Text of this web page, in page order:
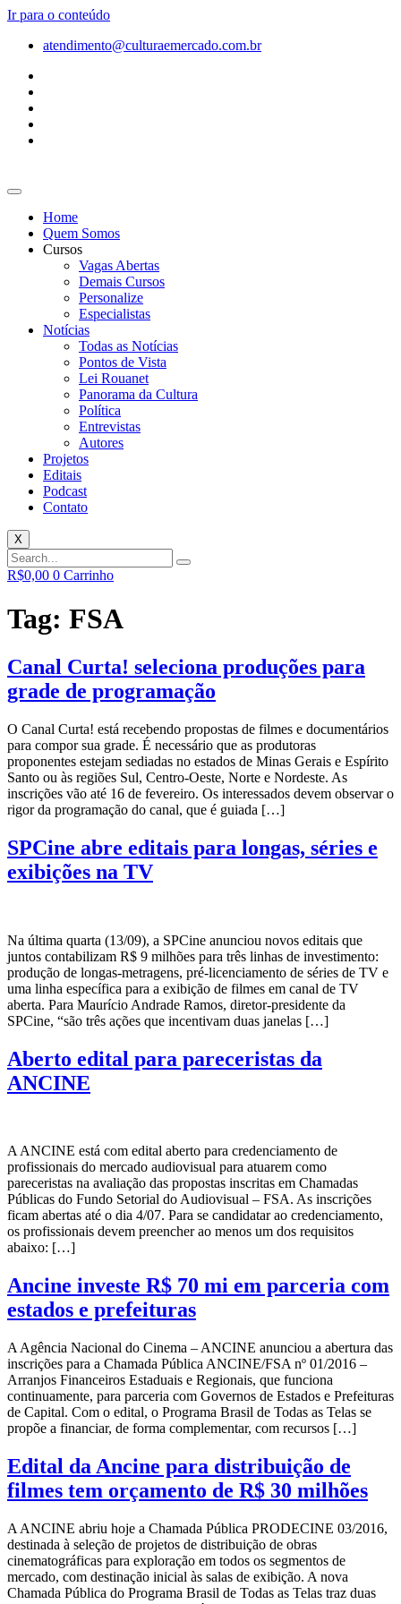
Ir para o conteúdo
atendimento@culturaemercado.com.br
Home
Quem Somos
Cursos
Vagas Abertas
Demais Cursos
Personalize
Especialistas
Notícias
Todas as Notícias
Pontos de Vista
Lei Rouanet
Panorama da Cultura
Política
Entrevistas
Autores
Projetos
Editais
Podcast
Contato
X
R$0,00 0 Carrinho
Tag: FSA
Canal Curta! seleciona produções para
grade de programação
O Canal Curta! está recebendo propostas de filmes e documentários
para compor sua grade. É necessário que as produtoras
proponentes estejam sediadas no estados de Minas Gerais e Espírito
Santo ou às regiões Sul, Centro-Oeste, Norte e Nordeste. As
inscrições vão até 16 de fevereiro. Os interessados devem observar o
rigor da programação do canal, que é guiada […]
SPCine abre editais para longas, séries e
exibições na TV
Na última quarta (13/09), a SPCine anunciou novos editais que
juntos contabilizam R$ 9 milhões para três linhas de investimento:
produção de longas-metragens, pré-licenciamento de séries de TV e
uma linha específica para a exibição de filmes em canal de TV
aberta. Para Maurício Andrade Ramos, diretor-presidente da
SPCine, “são três ações que incentivam duas janelas […]
Aberto edital para pareceristas da
ANCINE
A ANCINE está com edital aberto para credenciamento de
profissionais do mercado audiovisual para atuarem como
pareceristas na avaliação das propostas inscritas em Chamadas
Públicas do Fundo Setorial do Audiovisual – FSA. As inscrições
ficam abertas até o dia 4/07. Para se candidatar ao credenciamento,
os profissionais devem preencher ao menos um dos requisitos
abaixo: […]
Ancine investe R$ 70 mi em parceria com
estados e prefeituras
A Agência Nacional do Cinema – ANCINE anunciou a abertura das
inscrições para a Chamada Pública ANCINE/FSA nº 01/2016 –
Arranjos Financeiros Estaduais e Regionais, que funciona
continuamente, para parceria com Governos de Estados e Prefeituras
de Capital. Com o edital, o Programa Brasil de Todas as Telas se
propõe a financiar, de forma complementar, com recursos […]
Edital da Ancine para distribuição de
filmes tem orçamento de R$ 30 milhões
A ANCINE abriu hoje a Chamada Pública PRODECINE 03/2016,
destinada à seleção de projetos de distribuição de obras
cinematográficas para exploração em todos os segmentos de
mercado, com destinação inicial às salas de exibição. A nova
Chamada Pública do Programa Brasil de Todas as Telas traz duas